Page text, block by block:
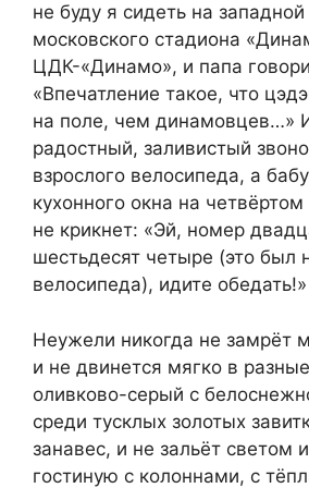
не буду я сидеть на западной
московского стадиона
ЦДК-«Динамо», и папа
«Впечатление такое, что
на поле, чем динамовцев…»
радостный, заливистый
взрослого велосипеда, а
кухонного окна на
не крикнет: «Эй, номер
шестьдесят четыре (это был
велосипеда), идите обедать!»
Неужели никогда не замрёт
и не двинется мягко в
оливково-серый с
среди тусклых золотых
занавес, и не зальёт светом
гостиную с колоннами, с